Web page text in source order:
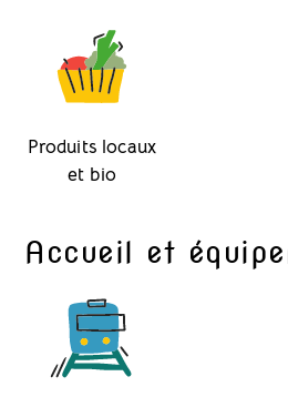
Produits locaux
et bio
Accueil et